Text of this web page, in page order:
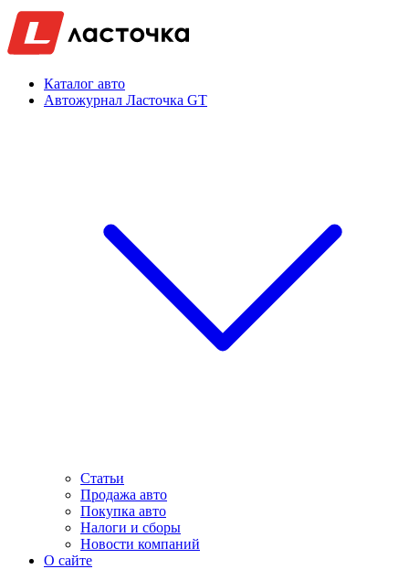
Каталог авто
Автожурнал Ласточка GT
Статьи
Продажа авто
Покупка авто
Налоги и сборы
Новости компаний
О сайте